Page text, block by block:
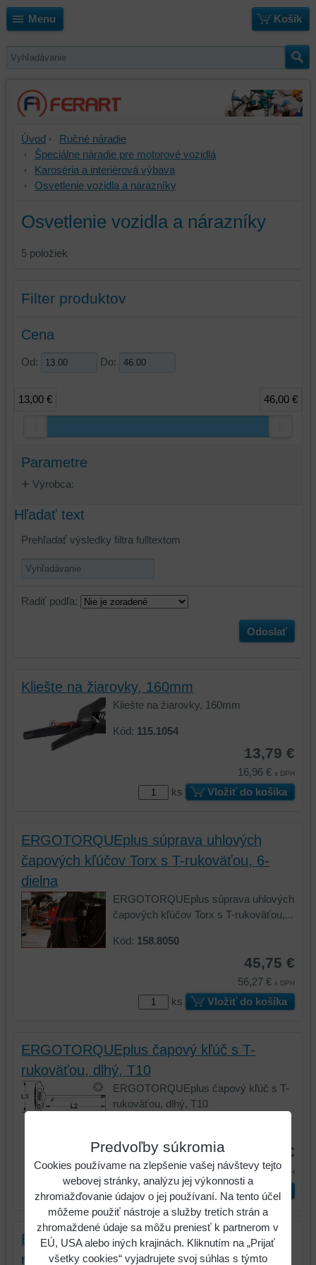
Menu Košík
Úvod
Ručné náradie
Špeciálne náradie pre motorové vozidlá
Karoséria a interiérová výbava
Osvetlenie vozidla a nárazníky
Osvetlenie vozidla a nárazníky
5 položiek
Filter produktov
Cena
Od: Do:
13,00 € 46,00 €
Parametre
Výrobca:
Hľadať text
Prehľadať výsledky filtra fulltextom
Radiť podľa:
Odoslať
Kliešte na žiarovky, 160mm
Kliešte na žiarovky, 160mm
Kód: 115.1054
13,79 €
16,96 € s DPH
ks Vložiť do košíka
ERGOTORQUEplus súprava uhlových
čapových kľúčov Torx s T-rukoväťou, 6-
dielna
ERGOTORQUEplus súprava uhlových
čapových kľúčov Torx s T-rukoväťou,...
Kód: 158.8050
45,75 €
56,27 € s DPH
ks Vložiť do košíka
ERGOTORQUEplus čapový kľúč s T-
rukoväťou, dlhý, T10
ERGOTORQUEplus čapový kľúč s T-
rukoväťou, dlhý, T10
18,35 €
22,57 € s DPH
ks Vložiť do košíka
ERGOTORQUEplus čapový kľúč s T-
rukoväťou, dlhý, T15
Predvoľby súkromia
Cookies používame na zlepšenie vašej návštevy tejto
webovej stránky, analýzu jej výkonnosti a
zhromažďovanie údajov o jej používaní. Na tento účel
môžeme použiť nástroje a služby tretích strán a
zhromaždené údaje sa môžu preniesť k partnerom v
EÚ, USA alebo iných krajinách. Kliknutím na „Prijať
všetky cookies“ vyjadrujete svoj súhlas s týmto